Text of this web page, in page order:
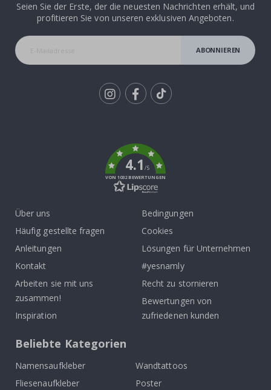
Seien Sie der Erste, der die neuesten Nachrichten erhält, und
profitieren Sie von unseren exklusiven Angeboten.
ABONNIEREN
4.1/5
VON 1032 BEWERTUNGEN
Über uns
Häufig gestellte fragen
Anleitungen
Kontakt
Arbeiten sie mit uns
zusammen!
Inspiration
Bedingungen
Cookies
Lösungen für Unternehmen
#yesnamly
Recht zu stornieren
Bewertungen von
zufriedenen kunden
Beliebte Kategorien
Namensaufkleber
Wandtattoos
Fliesenaufkleber
Poster